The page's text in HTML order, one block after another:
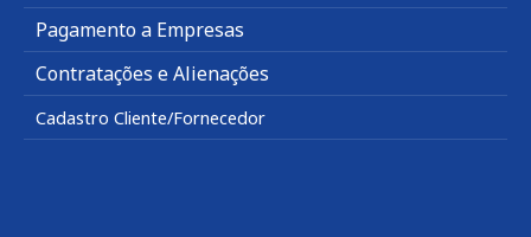
Pagamento a Empresas
Contratações e Alienações
Cadastro Cliente/Fornecedor